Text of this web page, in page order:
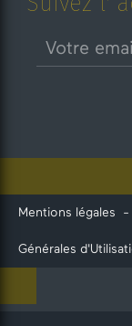
Mentions légales -
Générales